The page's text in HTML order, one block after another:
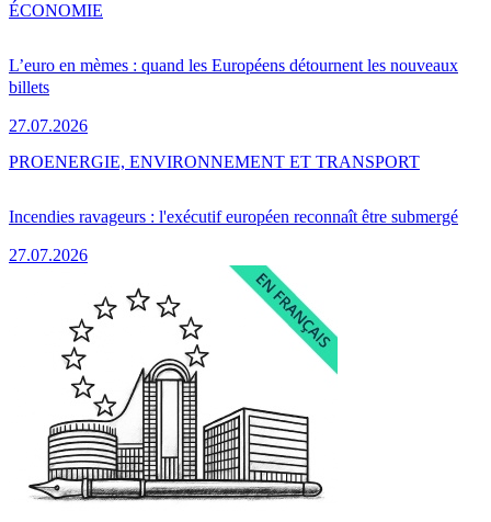
L’euro en mèmes : quand les Européens détournent les nouveaux
billets
27.07.2026
ÉCONOMIE
Incendies ravageurs : l'exécutif européen reconnaît être submergé
27.07.2026
PROENERGIE, ENVIRONNEMENT ET TRANSPORT